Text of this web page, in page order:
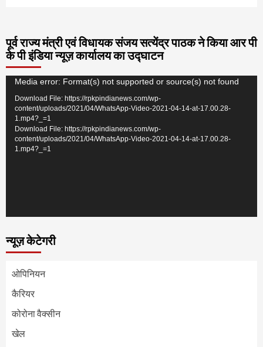
पूर्व राज्य मंत्री एवं विधायक संजय सत्येंद्र पाठक ने किया आर पी
के पी इंडिया न्यूज़ कार्यालय का उद्घाटन
Video
Player
Media error: Format(s) not supported or source(s) not found
Download File: https://rpkpindianews.com/wp-
content/uploads/2021/04/WhatsApp-Video-2021-04-14-at-17.00.28-
1.mp4?_=1
Download File: https://rpkpindianews.com/wp-
content/uploads/2021/04/WhatsApp-Video-2021-04-14-at-17.00.28-
1.mp4?_=1
न्यूज़ केटेगरी
ओपिनियन
कैरियर
कोरोना वैक्सीन
खेल